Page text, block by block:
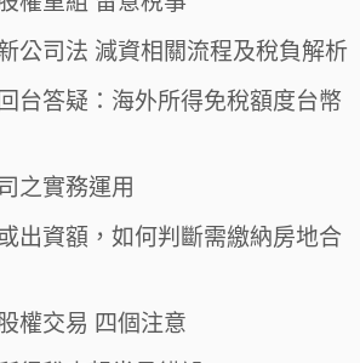
公司法 減資相關流程及稅負解析
台答疑：海外所得免稅額度台幣
之實務運用
出資額，如何判斷需繳納房地合
權交易 四個注意